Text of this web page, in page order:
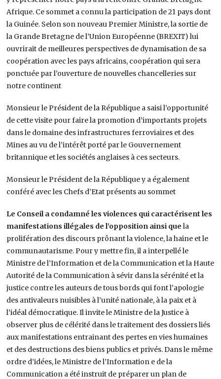
Afrique. Ce sommet a connu la participation de 21 pays dont
la Guinée. Selon son nouveau Premier Ministre, la sortie de
la Grande Bretagne de l’Union Européenne (BREXIT) lui
ouvrirait de meilleures perspectives de dynamisation de sa
coopération avec les pays africains, coopération qui sera
ponctuée par l’ouverture de nouvelles chancelleries sur
notre continent
Monsieur le Président de la République a saisi l’opportunité
de cette visite pour faire la promotion d’importants projets
dans le domaine des infrastructures ferroviaires et des
Mines au vu de l’intérêt porté par le Gouvernement
britannique et les sociétés anglaises à ces secteurs.
Monsieur le Président de la République y a également
conféré avec les Chefs d’Etat présents au sommet
Le Conseil a condamné les violences qui caractérisent les
manifestations illégales de l’opposition ainsi que la
prolifération des discours prônant la violence, la haine et le
communautarisme. Pour y mettre fin, il a interpellé le
Ministre de l’Information et de la Communication et la Haute
Autorité de la Communication à sévir dans la sérénité et la
justice contre les auteurs de tous bords qui font l’apologie
des antivaleurs nuisibles à l’unité nationale, à la paix et à
l’idéal démocratique. Il invite le Ministre de la Justice à
observer plus de célérité dans le traitement des dossiers liés
aux manifestations entrainant des pertes en vies humaines
et des destructions des biens publics et privés. Dans le même
ordre d’idées, le Ministre de l’Information e de la
Communication a été instruit de préparer un plan de